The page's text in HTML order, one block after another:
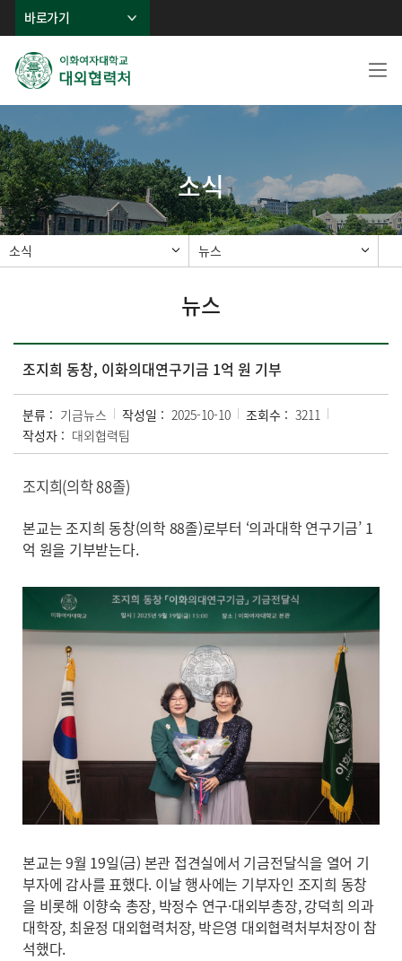
바로가기
소식
소식 뉴스
뉴스
조지희 동창, 이화의대연구기금 1억 원 기부
분류 : 기금뉴스 작성일 : 2025-10-10 조회수 : 3211
작성자 : 대외협력팀
조지희(의학 88졸)
본교는 조지희 동창(의학 88졸)로부터 ‘의과대학 연구기금’ 1
억 원을 기부받는다.
본교는 9월 19일(금) 본관 접견실에서 기금전달식을 열어 기
부자에 감사를 표했다. 이날 행사에는 기부자인 조지희 동창
을 비롯해 이향숙 총장, 박정수 연구·대외부총장, 강덕희 의과
대학장, 최윤정 대외협력처장, 박은영 대외협력처부처장이 참
석했다.